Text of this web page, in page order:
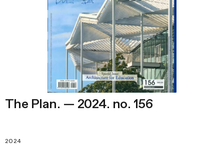
The Plan. — 2024. no. 156
2024